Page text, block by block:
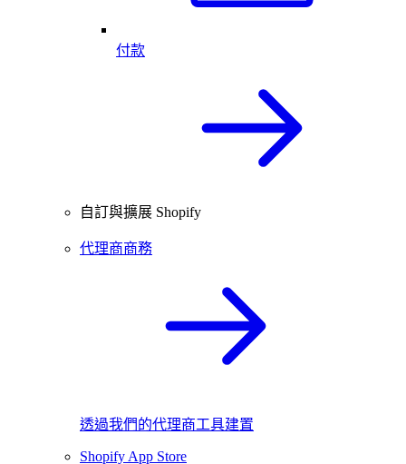
付款
自訂與擴展 Shopify
代理商商務
透過我們的代理商工具建置
Shopify App Store